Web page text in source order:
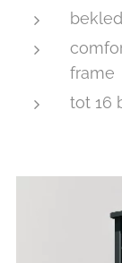
frame
tot 16